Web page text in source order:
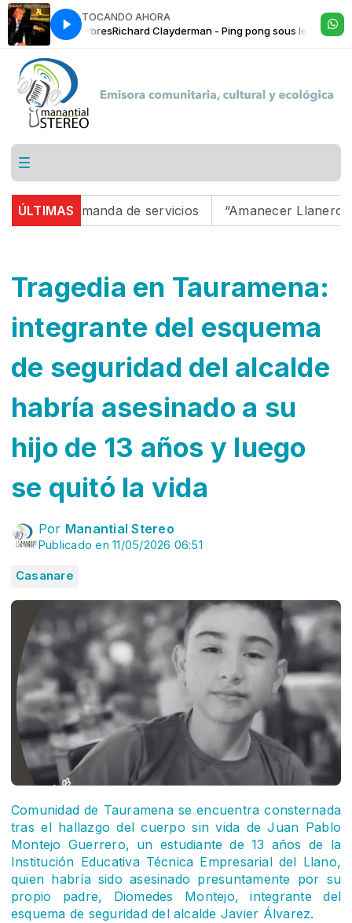
TOCANDO AHORA
sous les arbres Richard Clayderman - Ping pong sous les arbres
ÚLTIMAS
demanda de servicios “Amanecer Llanero”: un
Tragedia en Tauramena:
integrante del esquema
de seguridad del alcalde
habría asesinado a su
hijo de 13 años y luego
se quitó la vida
Por Manantial Stereo
Publicado en 11/05/2026 06:51
Casanare
Comunidad de Tauramena se encuentra consternada
tras el hallazgo del cuerpo sin vida de Juan Pablo
Montejo Guerrero, un estudiante de 13 años de la
Institución Educativa Técnica Empresarial del Llano,
quien habría sido asesinado presuntamente por su
propio padre, Diomedes Montejo, integrante del
esquema de seguridad del alcalde Javier Álvarez.